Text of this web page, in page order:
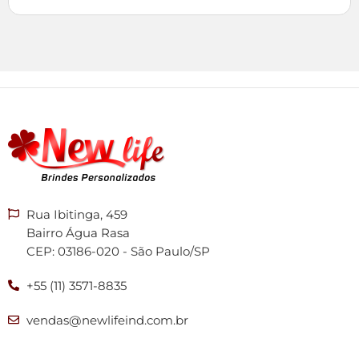
Rua Ibitinga, 459
Bairro Água Rasa
CEP: 03186-020 - São Paulo/SP
+55 (11) 3571-8835
vendas@newlifeind.com.br